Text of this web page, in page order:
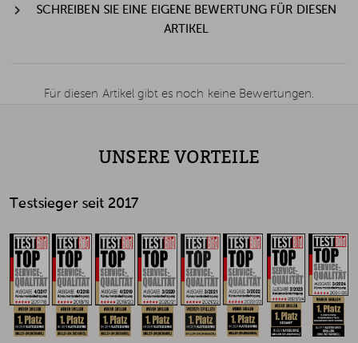
SCHREIBEN SIE EINE EIGENE BEWERTUNG FÜR DIESEN
ARTIKEL
Für diesen Artikel gibt es noch keine Bewertungen.
UNSERE VORTEILE
Testsieger seit 2017